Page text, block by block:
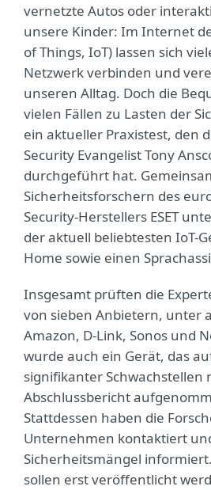
vernetzte Autos oder
unsere Kinder: Im Internet
of Things, IoT) lassen sich
Netzwerk verbinden und
unseren Alltag. Doch die
vielen Fällen zu Lasten der
ein aktueller Praxistest, den
Security Evangelist Tony
durchgeführt hat.
Sicherheitsforschern des
Security-Herstellers ESET
der aktuell beliebtesten IoT-
Home sowie einen
Insgesamt prüften die
von sieben Anbietern, unter
Amazon, D-Link, Sonos und
wurde auch ein Gerät, das
signifikanter Schwachstellen
Abschlussbericht
Stattdessen haben die
Unternehmen kontaktiert
Sicherheitsmängel
sollen erst veröffentlicht